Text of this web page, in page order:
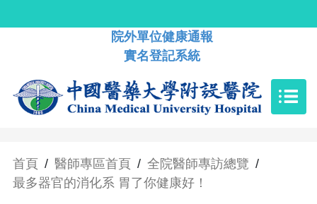
院外單位健康通報
實名登記系統
首頁 / 醫師專區首頁 / 全院醫師專訪總覽 /
最多器官的消化系 胃了你健康好！